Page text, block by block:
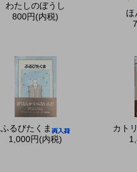
わたしのぼうし
800円(内税)
ふるびたくま
1,000円(内税)
カト